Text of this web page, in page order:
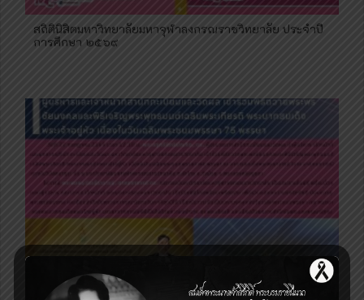
สถิตินิสิตมหาวิทยาลัยมหาจุฬาลงกรณราชวิทยาลัย ประจำปี
การศึกษา ๒๕๖๙